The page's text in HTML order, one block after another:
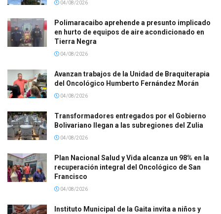
04/08/2026
Polimaracaibo aprehende a presunto implicado
en hurto de equipos de aire acondicionado en
Tierra Negra
04/08/2026
Avanzan trabajos de la Unidad de Braquiterapia
del Oncológico Humberto Fernández Morán
04/08/2026
Transformadores entregados por el Gobierno
Bolivariano llegan a las subregiones del Zulia
04/08/2026
Plan Nacional Salud y Vida alcanza un 98% en la
recuperación integral del Oncológico de San
Francisco
04/08/2026
Instituto Municipal de la Gaita invita a niños y